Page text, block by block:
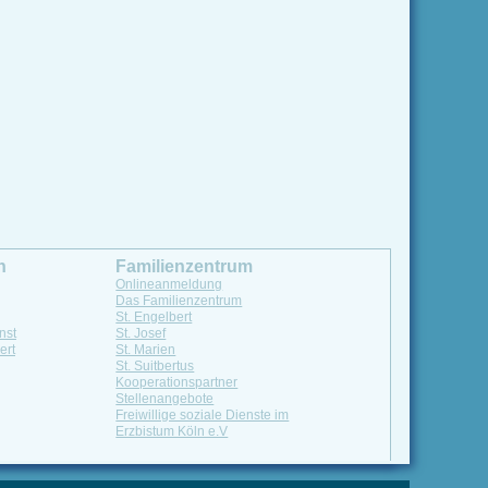
Familienzentrum
Onlineanmeldung
Das Familienzentrum
St. Engelbert
St. Josef
St. Marien
St. Suitbertus
Kooperationspartner
Stellenangebote
Freiwillige soziale Dienste im
Erzbistum Köln e.V